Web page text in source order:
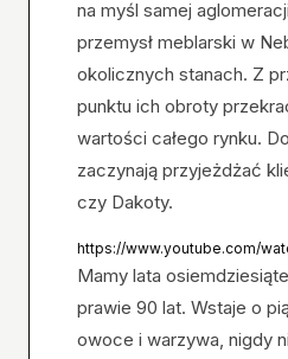
na myśl samej
przemysł meblarski w
okolicznych stanach. Z
punktu ich obroty
wartości całego rynku.
zaczynają przyjeżdżać
czy Dakoty.
https://www.youtube.com/
Mamy lata
prawie 90 lat. Wstaje o
owoce i warzywa, nigdy